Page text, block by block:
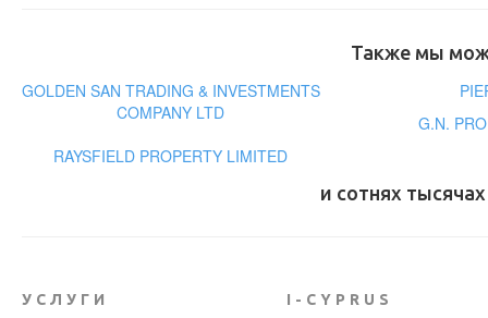
Также мы
GOLDEN SAN TRADING & INVESTMENTS
COMPANY LTD
G.N.
RAYSFIELD PROPERTY LIMITED
и сотнях
УСЛУГИ I-CYPRUS